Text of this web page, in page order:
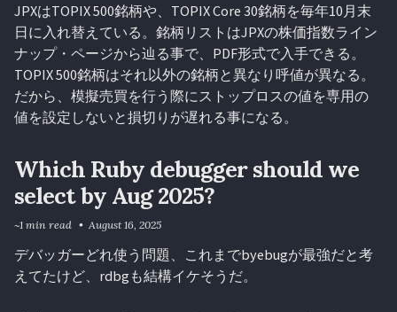
JPXはTOPIX 500銘柄や、TOPIX Core 30銘柄を毎年10月末
日に入れ替えている。銘柄リストはJPXの株価指数ライン
ナップ・ページから辿る事で、PDF形式で入手できる。
TOPIX 500銘柄はそれ以外の銘柄と異なり呼値が異なる。
だから、模擬売買を行う際にストップロスの値を専用の
値を設定しないと損切りが遅れる事になる。
Which Ruby debugger should we
select by Aug 2025?
デバッガーどれ使う問題、これまでbyebugが最強だと考
えてたけど、rdbgも結構イケそうだ。
~1 min read August 16, 2025